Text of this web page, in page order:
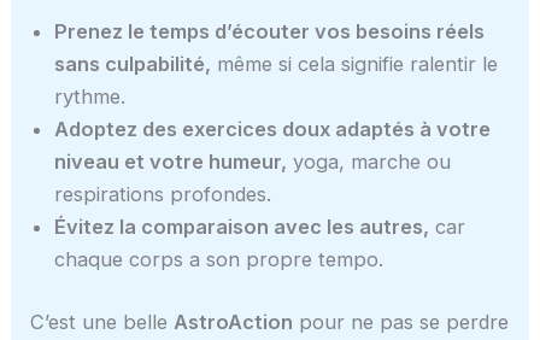
Prenez le temps d’écouter vos besoins réels
sans culpabilité, même si cela signifie ralentir le
rythme.
Adoptez des exercices doux adaptés à votre
niveau et votre humeur, yoga, marche ou
respirations profondes.
Évitez la comparaison avec les autres, car
chaque corps a son propre tempo.
C’est une belle AstroAction pour ne pas se perdre